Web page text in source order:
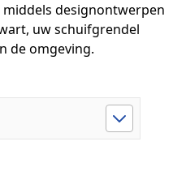
designontwerpen
uw schuifgrendel
de omgeving.